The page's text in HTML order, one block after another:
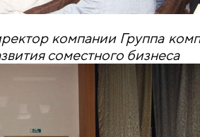
компании Группа
соместного бизнеса